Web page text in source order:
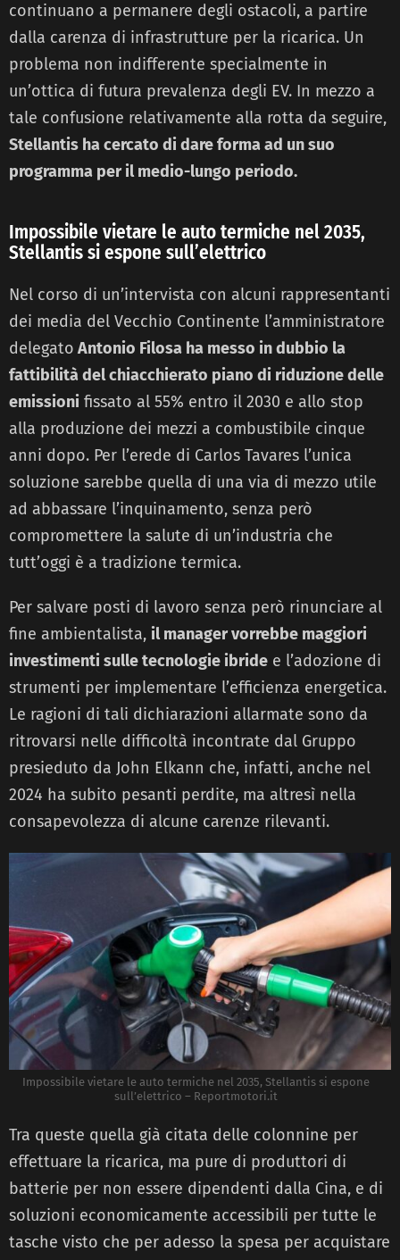
continuano a permanere degli ostacoli, a partire
dalla carenza di infrastrutture per la ricarica. Un
problema non indifferente specialmente in
un’ottica di futura prevalenza degli EV. In mezzo a
tale confusione relativamente alla rotta da seguire,
Stellantis ha cercato di dare forma ad un suo
programma per il medio-lungo periodo.
Impossibile vietare le auto termiche nel 2035,
Stellantis si espone sull’elettrico
Nel corso di un’intervista con alcuni rappresentanti
dei media del Vecchio Continente l’amministratore
delegato Antonio Filosa ha messo in dubbio la
fattibilità del chiacchierato piano di riduzione delle
emissioni fissato al 55% entro il 2030 e allo stop
alla produzione dei mezzi a combustibile cinque
anni dopo. Per l’erede di Carlos Tavares l’unica
soluzione sarebbe quella di una via di mezzo utile
ad abbassare l’inquinamento, senza però
compromettere la salute di un’industria che
tutt’oggi è a tradizione termica.
Per salvare posti di lavoro senza però rinunciare al
fine ambientalista, il manager vorrebbe maggiori
investimenti sulle tecnologie ibride e l’adozione di
strumenti per implementare l’efficienza energetica.
Le ragioni di tali dichiarazioni allarmate sono da
ritrovarsi nelle difficoltà incontrate dal Gruppo
presieduto da John Elkann che, infatti, anche nel
2024 ha subito pesanti perdite, ma altresì nella
consapevolezza di alcune carenze rilevanti.
Impossibile vietare le auto termiche nel 2035, Stellantis si espone
sull’elettrico – Reportmotori.it
Tra queste quella già citata delle colonnine per
effettuare la ricarica, ma pure di produttori di
batterie per non essere dipendenti dalla Cina, e di
soluzioni economicamente accessibili per tutte le
tasche visto che per adesso la spesa per acquistare